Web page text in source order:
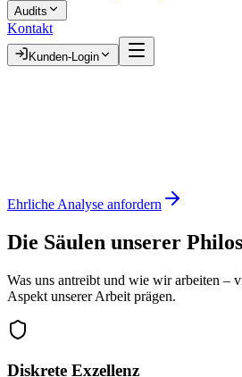
Audits
Kontakt
Kunden-Login
Ehrliche Analyse anfordern
Die Säulen unserer
Was uns antreibt und wie wir arbeiten –
Aspekt unserer Arbeit prägen.
Diskrete Exzellenz